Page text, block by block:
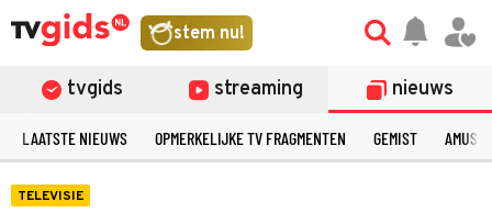
stem nu!
tvgids streaming nieuws
LAATSTE NIEUWS OPMERKELIJKE TV FRAGMENTEN GEMIST
TELEVISIE